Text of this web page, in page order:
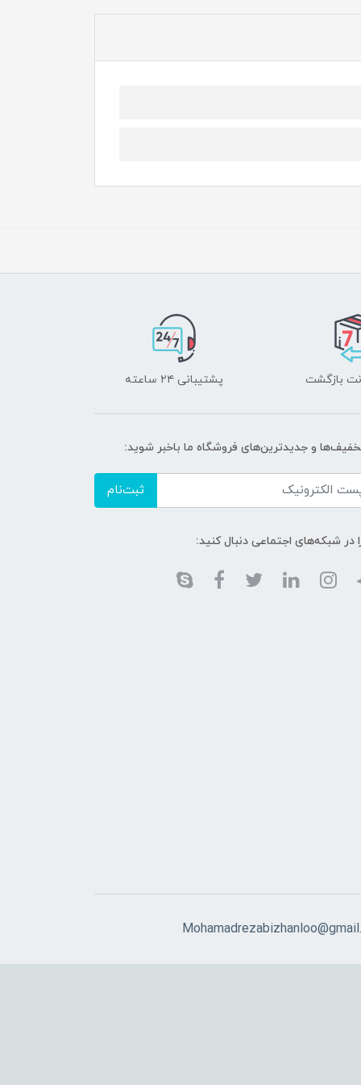
پشتیبانی ۲۴ ساعته
و جدیدترین‌های فروشگاه ما باخبر شوید:
ثبت‌نام
در شبکه‌های اجتماعی دنبال کنید: